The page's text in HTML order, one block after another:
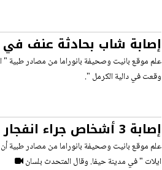
إصابة شاب بحادثة عنف
وقعت في دالية الكرمل ".
إصابة 3 أشخاص جراء انفجار سيارة في حيفا
علم موقع بانيت وصحيفة بانوراما من مصادر طبية
ايلات " في مدينة حيفا. وقال المتحدث بلسان